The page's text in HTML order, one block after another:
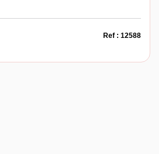
Ref : 12588